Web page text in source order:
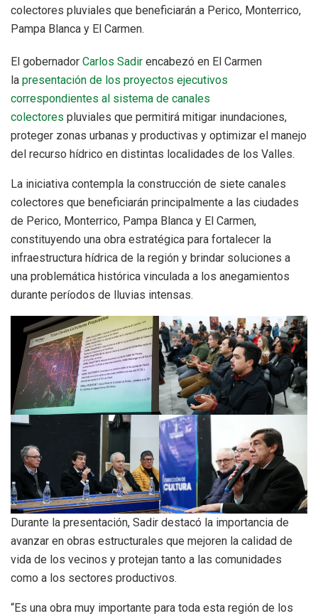
colectores pluviales que beneficiarán a Perico, Monterrico,
Pampa Blanca y El Carmen.
El gobernador Carlos Sadir encabezó en El Carmen
la presentación de los proyectos ejecutivos
correspondientes al sistema de canales
colectores pluviales que permitirá mitigar inundaciones,
proteger zonas urbanas y productivas y optimizar el manejo
del recurso hídrico en distintas localidades de los Valles.
La iniciativa contempla la construcción de siete canales
colectores que beneficiarán principalmente a las ciudades
de Perico, Monterrico, Pampa Blanca y El Carmen,
constituyendo una obra estratégica para fortalecer la
infraestructura hídrica de la región y brindar soluciones a
una problemática histórica vinculada a los anegamientos
durante períodos de lluvias intensas.
Durante la presentación, Sadir destacó la importancia de
avanzar en obras estructurales que mejoren la calidad de
vida de los vecinos y protejan tanto a las comunidades
como a los sectores productivos.
“Es una obra muy importante para toda esta región de los